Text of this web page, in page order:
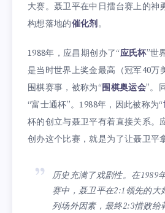
大赛。聂卫平在中日擂台赛上的神
构想落地的催化剂 。
1988年，应昌期创办了“应氏杯”世
是当时世界上奖金最高（冠军40万
围棋赛事，被称为“围棋奥运会”。
“富士通杯”。1988年，因此被称为“
杯的创立与聂卫平有着直接关系。
创办这个比赛，就是为了让聂卫平
历史充满了戏剧性。在1989
赛中，聂卫平在2:1领先的大
列场外因素，最终2:3惜败给